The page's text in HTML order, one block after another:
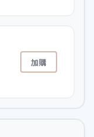
加購